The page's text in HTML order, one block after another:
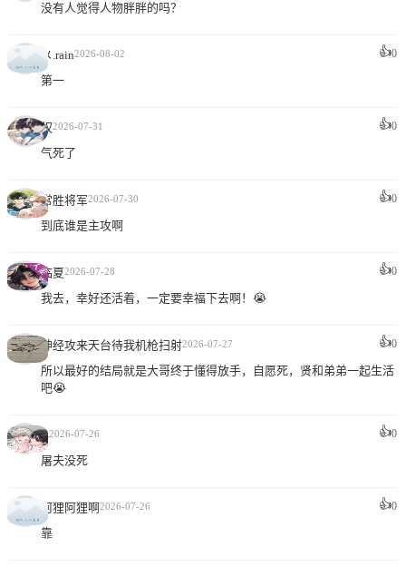
没有人觉得人物胖胖的吗？
メ.rain2026-08-02 👍0
第一
权2026-07-31 👍0
气死了
常胜将军2026-07-30 👍0
到底谁是主攻啊
临夏2026-07-28 👍0
我去，幸好还活着，一定要幸福下去啊！😭
神经攻来天台待我机枪扫射2026-07-27 👍0
所以最好的结局就是大哥终于懂得放手，自愿死，贤和弟弟一起生活
吧😭
A2026-07-26 👍0
屠夫没死
阿狸阿狸啊2026-07-26 👍0
靠